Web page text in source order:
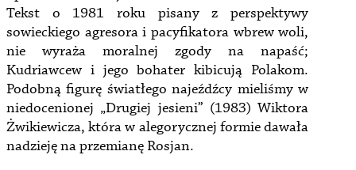
Tekst o 1981 roku pisany z perspektywy
sowieckiego agresora i pacyfikatora wbrew woli,
nie wyraża moralnej zgody na napaść;
Kudriawcew i jego bohater kibicują Polakom.
Podobną figurę światłego najeźdźcy mieliśmy w
niedocenionej „Drugiej jesieni” (1983) Wiktora
Żwikiewicza, która w alegorycznej formie dawała
nadzieję na przemianę Rosjan.